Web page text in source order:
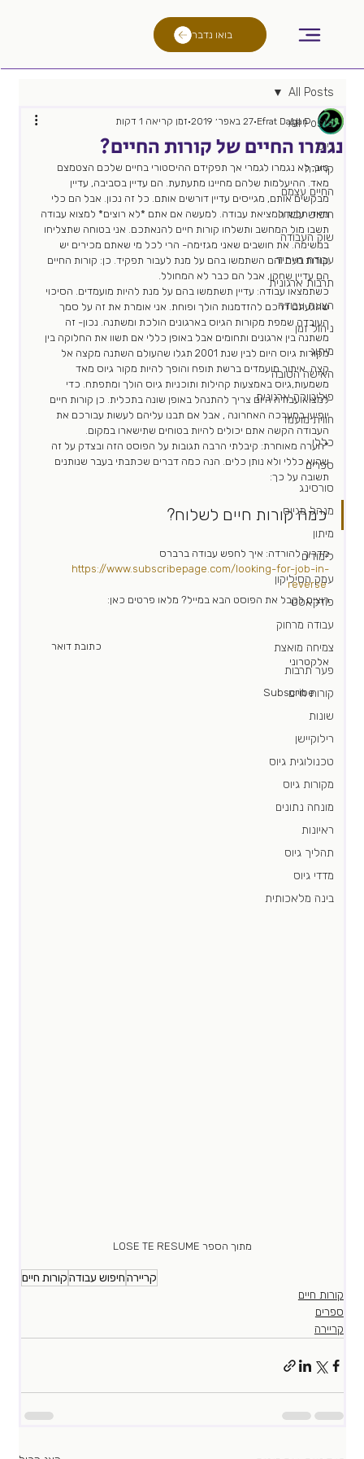
בואו נדבר
All Posts
גיוס
קריירה
החיים עצמם
חיפוש עבודה
שוק העבודה
עבודה בעתיד
תרבות ארגונית
הצעת עבודה
ניהול זמן
מיתוג
האישה הטובה
פוליטיקה ארגונית
חווית מועמד
כללי
ספרים
סורסינג
מנהל מגייס
מיתון
לימודים
עמק הסיליקון
פודקאסט
עבודה מרחוק
צמיחה מואצת
פער תרבות
קורות חיים
שונות
רילוקיישן
טכנולוגית גיוס
מקורות גיוס
מונחה נתונים
ראיונות
תהליך גיוס
מדדי גיוס
בינה מלאכותית
All Posts
נגמרו החיים של קורות החיים?
Efrat Dagan 27 באפר׳ 2019 זמן קריאה 1 דקות
טוב, לא נגמרו לגמרי אך תפקידם ההיסטורי בחיים שלכם הצטמצם
מאד. ההיעלמות שלהם מחיינו מתעתעת. הם עדיין בסביבה, עדיין
מבקשים אותם, מגייסים עדיין דורשים אותם. כל זה נכון. אבל הם כלי
מאד חלש ולמציאת עבודה. למעשה אם אתם *לא רוצים* למצוא עבודה
תשבו מול המחשב ותשלחו קורות חיים להנאתכם. אני בטוחה שתצליחו
במשימה. את חושבים שאני מגזימה- הרי לכל מי שאתם מכירים יש
קורות חיים והם השתמשו בהם על מנת לעבור תפקיד. כן: קורות החיים
הם עדיין שחקן, אבל הם כבר לא המחולל.
כשתמצאו עבודה: עדיין תשתמשו בהם על מנת להיות מועמדים. הסיכוי
שהגעתם דרכם להזדמנות הולך ופוחת. אני אומרת את זה על סמך
העובדה שמפת מקורות הגיוס בארגונים הולכת ומשתנה. נכון- זה
משתנה בין ארגונים ותחומים אבל באופן כללי אם תשוו את החלוקה בין
מקורות גיוס היום לבין שנת 2001 תגלו שהעולם השתנה מקצה אל
קצה. איתור מועמדים ברשת תופח והופך להיות מקור גיוס מאד
משמעות,גיוס באמצעות קהילות ותוכניות גיוס הולך ומתפתח. כדי
למצוא עבודה היום צריך להתנהל באופן שונה בתכלית. כן קורות חיים
יופיעו במערכה האחרונה , אבל אם תבנו עליהם לעשות עבורכם את
העבודה הקשה אתם יכולים להיות בטוחים שתישארו במקום.
*הערה מאוחרת: קיבלתי הרבה תגובות על הפוסט הזה ובצדק על זה
שהוא כללי ולא נותן כלים. הנה כמה דברים שכתבתי בעבר שנותנים
תשובה על כך:
כמה קורות חיים לשלוח?
מדריך להורדה: איך לחפש עבודה ברברס
https://www.subscribepage.com/looking-for-job-in-
reverse
רוצים לקבל את הפוסט הבא במייל? מלאו פרטים כאן:
							כתובת דואר
אלקטרוני
מתוך הספר LOSE TE RESUME
קריירהחיפוש עבודהקורות חיים
קורות חיים
ספרים
קריירה